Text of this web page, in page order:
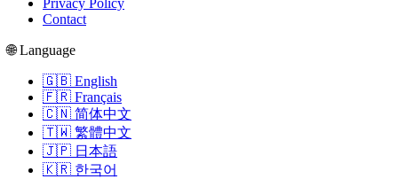
Privacy Policy
Contact
🌐 Language
🇬🇧 English
🇫🇷 Français
🇨🇳 简体中文
🇹🇼 繁體中文
🇯🇵 日本語
🇰🇷 한국어